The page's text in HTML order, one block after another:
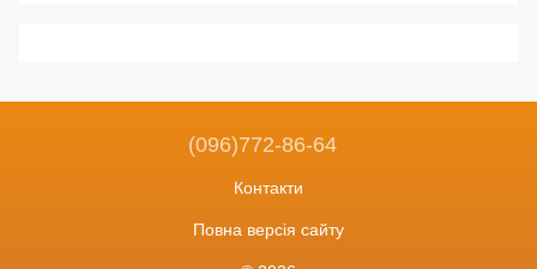
(096)772-86-64
Контакти
Повна версія сайту